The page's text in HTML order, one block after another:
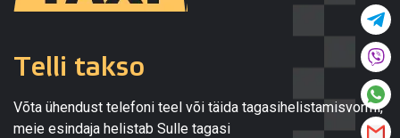
Telli takso
Võta ühendust telefoni teel või täida tagasihelistamisvormi,
meie esindaja helistab Sulle tagasi